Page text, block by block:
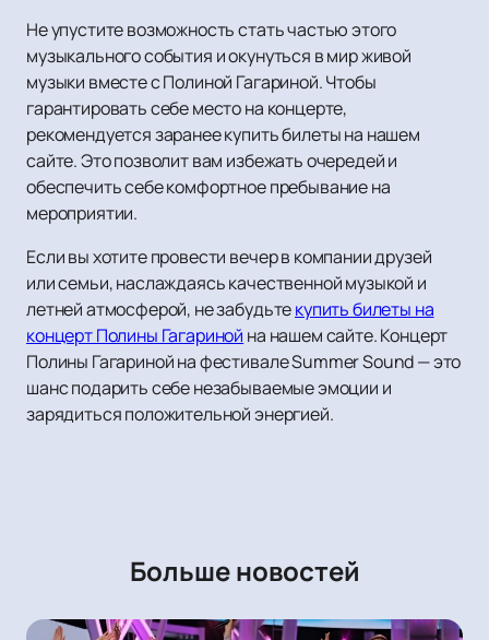
Не упустите возможность стать частью этого
музыкального события и окунуться в мир живой
музыки вместе с Полиной Гагариной. Чтобы
гарантировать себе место на концерте,
рекомендуется заранее купить билеты на нашем
сайте. Это позволит вам избежать очередей и
обеспечить себе комфортное пребывание на
мероприятии.
Если вы хотите провести вечер в компании друзей
или семьи, наслаждаясь качественной музыкой и
летней атмосферой, не забудьтекупить билеты на
концерт Полины Гагариной на нашем сайте. Концерт
Полины Гагариной на фестивале Summer Sound — это
шанс подарить себе незабываемые эмоции и
зарядиться положительной энергией.
Больше новостей